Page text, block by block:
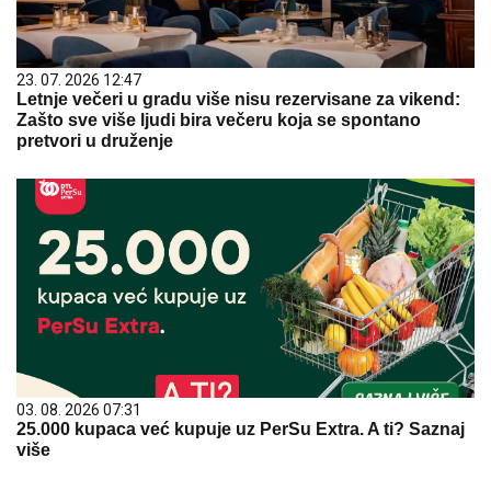
23. 07. 2026 12:47
Letnje večeri u gradu više nisu rezervisane za vikend:
Zašto sve više ljudi bira večeru koja se spontano
pretvori u druženje
03. 08. 2026 07:31
25.000 kupaca već kupuje uz PerSu Extra. A ti? Saznaj
više